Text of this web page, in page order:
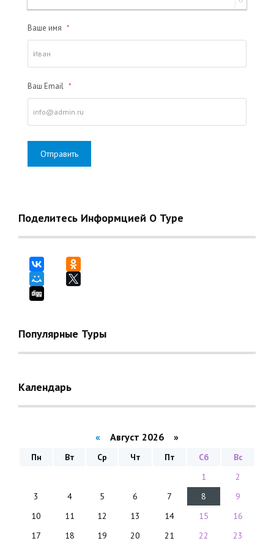
Ваше имя *
Ваш Email *
Поделитесь Информцией О Туре
Популярные Туры
Календарь
« Август 2026 »
Пн Вт Ср Чт Пт Сб
Вс
1
2
3
4 5 6 7 8
9
10
11 12 13 14 15
16
17
18 19 20 21 22 23